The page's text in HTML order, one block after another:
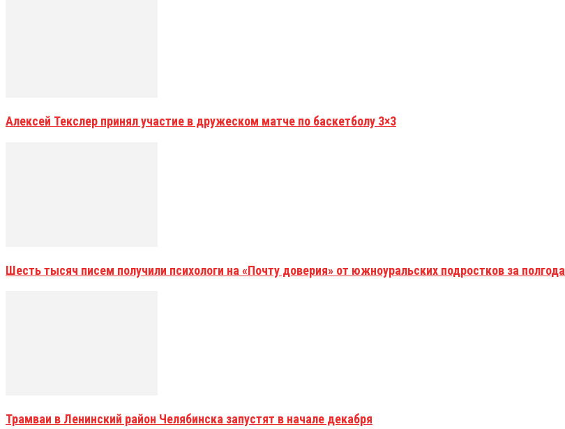
Алексей Текслер принял участие в дружеском матче по баскетболу 3×3
Шесть тысяч писем получили психологи на «Почту доверия» от южноуральских подростков за полгода
Трамваи в Ленинский район Челябинска запустят в начале декабря